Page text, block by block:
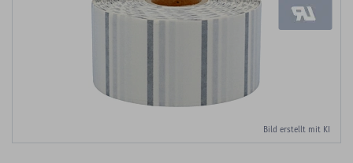
Bild erstellt mit KI